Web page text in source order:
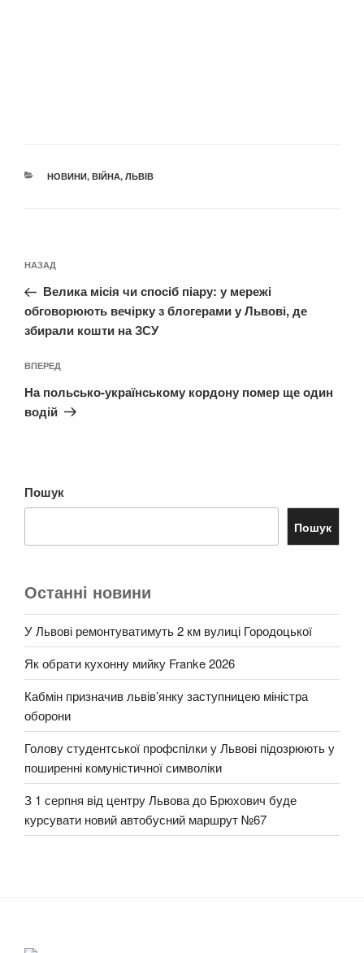
КАТЕГОРІЇ
НОВИНИ, ВІЙНА, ЛЬВІВ
записів
Попередній
запис:
НАЗАД
Велика місія чи спосіб піару: у мережі
обговорюють вечірку з блогерами у Львові, де
збирали кошти на ЗСУ
Наступний
запис
ВПЕРЕД
На польсько-українському кордону помер ще один
водій
Пошук
Пошук
Останні новини
У Львові ремонтуватимуть 2 км вулиці Городоцької
Як обрати кухонну мийку Franke 2026
Кабмін призначив львів’янку заступницею міністра
оборони
Голову студентської профспілки у Львові підозрюють у
поширенні комуністичної символіки
З 1 серпня від центру Львова до Брюхович буде
курсувати новий автобусний маршрут №67